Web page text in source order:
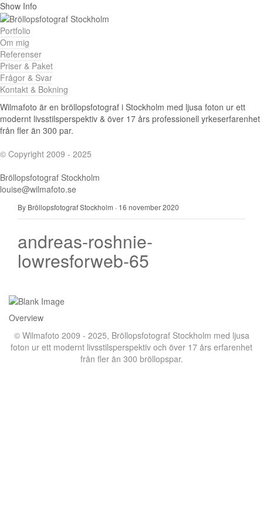
Show Info
Portfolio
Om mig
Referenser
Priser & Paket
Frågor & Svar
Kontakt & Bokning
Wilmafoto är en bröllopsfotograf i Stockholm med ljusa foton ur ett
modernt livsstilsperspektiv & över 17 års professionell yrkeserfarenhet
från fler än 300 par.
© Copyright 2009 - 2025
Bröllopsfotograf Stockholm
louise@wilmafoto.se
By Bröllopsfotograf Stockholm · 16 november 2020
andreas-roshnie-
lowresforweb-65
Overview
© Wilmafoto 2009 - 2025, Bröllopsfotograf Stockholm med ljusa
foton ur ett modernt livsstilsperspektiv och över 17 års erfarenhet
från fler än 300 bröllopspar.